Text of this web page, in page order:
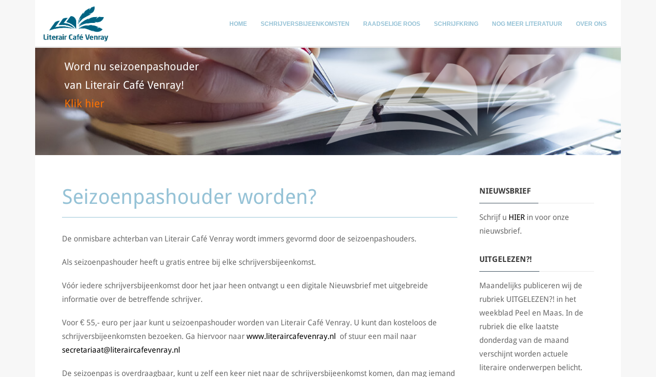
HOME SCHRIJVERSBIJEENKOMSTEN RAADSELIGE ROOS SCHRIJFKRING NOG MEER LITERATUUR OVER ONS
Word nu seizoenpashouder
van Literair Café Venray!
Klik hier
Seizoenpashouder worden?
De onmisbare achterban van Literair Café Venray wordt immers gevormd door de seizoenpashouders.
Als seizoenpashouder heeft u gratis entree bij elke schrijversbijeenkomst.
Vóór iedere schrijversbijeenkomst door het jaar heen ontvangt u een digitale Nieuwsbrief met uitgebreide
informatie over de betreffende schrijver.
Voor € 55,- euro per jaar kunt u seizoenpashouder worden van Literair Café Venray. U kunt dan kosteloos de
schrijversbijeenkomsten bezoeken. Ga hiervoor naar www.literaircafevenray.nl of stuur een mail naar
secretariaat@literaircafevenray.nl
De seizoenpas is overdraagbaar, kunt u zelf een keer niet naar de schrijversbijeenkomst komen, dan mag iemand
NIEUWSBRIEF
Schrijf u HIER in voor onze
nieuwsbrief.
UITGELEZEN?!
Maandelijks publiceren wij de
rubriek UITGELEZEN?! in het
weekblad Peel en Maas. In de
rubriek die elke laatste
donderdag van de maand
verschijnt worden actuele
literaire onderwerpen belicht.